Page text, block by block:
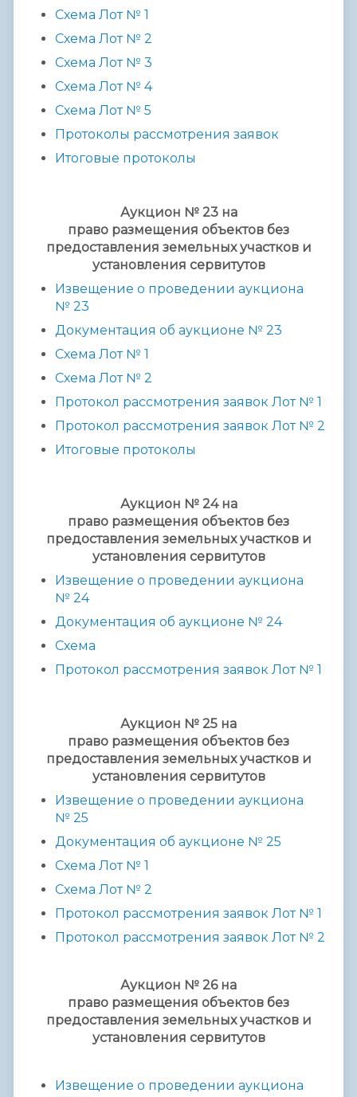
Схема Лот № 1
Схема Лот № 2
Схема Лот № 3
Схема Лот № 4
Схема Лот № 5
Протоколы рассмотрения заявок
Итоговые протоколы
Аукцион № 23 на
право размещения объектов без
предоставления земельных участков и
установления сервитутов
Извещение о проведении аукциона
№ 23
Документация об аукционе № 23
Схема Лот № 1
Схема Лот № 2
Протокол рассмотрения заявок Лот № 1
Протокол рассмотрения заявок Лот № 2
Итоговые протоколы
Аукцион № 24 на
право размещения объектов без
предоставления земельных участков и
установления сервитутов
Извещение о проведении аукциона
№ 24
Документация об аукционе № 24
Схема
Протокол рассмотрения заявок Лот № 1
Аукцион № 25 на
право размещения объектов без
предоставления земельных участков и
установления сервитутов
Извещение о проведении аукциона
№ 25
Документация об аукционе № 25
Схема Лот № 1
Схема Лот № 2
Протокол рассмотрения заявок Лот № 1
Протокол рассмотрения заявок Лот № 2
Аукцион № 26 на
право размещения объектов без
предоставления земельных участков и
установления сервитутов
Извещение о проведении аукциона